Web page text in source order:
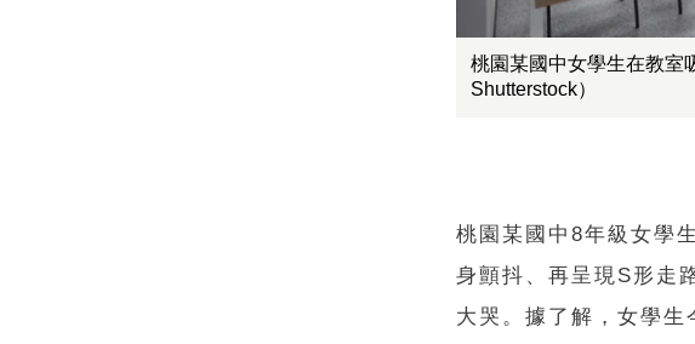
桃園某國中女學生在教室
Shutterstock）
桃園某國中8年級女學
身顫抖、再呈現S形走
大哭。據了解，女學生